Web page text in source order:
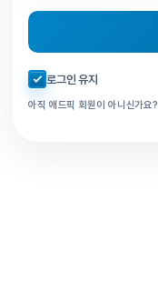
자동로그인 체크
로그인 유지
아직 애드픽 회원이 아니신가요?